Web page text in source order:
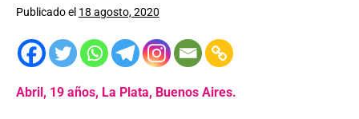
Publicado el 18 agosto, 2020
Abril, 19 años, La Plata, Buenos Aires.